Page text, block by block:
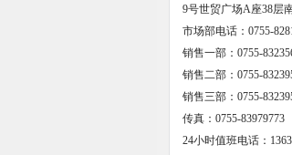
9号世贸广场A座38层
市场部电话：0755-
销售一部：0755-
销售二部：0755-
销售三部：0755-
传真：0755-83979773
24小时值班电话：